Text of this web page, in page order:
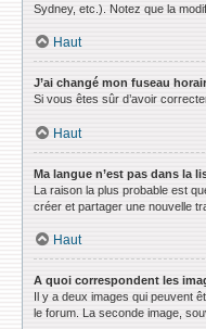
Sydney, etc.). Notez que la
Haut
J’ai changé mon fuseau
Si vous êtes sûr d’avoir
Haut
Ma langue n’est pas dans la
La raison la plus probable est
créer et partager une nouvelle
Haut
A quoi correspondent les
Il y a deux images qui peuvent
le forum. La seconde image,